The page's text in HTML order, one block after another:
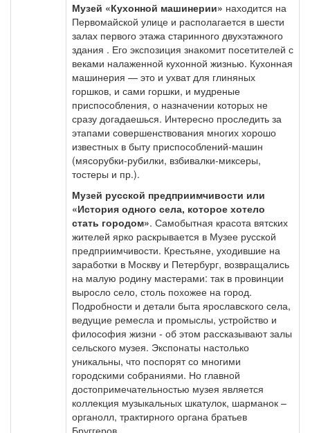
Музей «Кухонной машинерии» находится на
Первомайской улице и располагается в шести
залах первого этажа старинного двухэтажного
здания . Его экспозиция знакомит посетителей с
веками налаженной кухонной жизнью. Кухонная
машинерия — это и ухват для глиняных
горшков, и сами горшки, и мудреные
приспособления, о назначении которых не
сразу догадаешься. Интересно проследить за
этапами совершенствования многих хорошо
известных в быту приспособлений-машин
(мясорубки-рубилки, взбивалки-миксеры,
тостеры и пр.).
Музей русской предприимчивости или
«История одного села, которое хотело
стать городом». Самобытная красота вятских
жителей ярко раскрывается в Музее русской
предприимчивости. Крестьяне, уходившие на
заработки в Москву и Петербург, возвращались
на малую родину мастерами: так в провинции
выросло село, столь похожее на город.
Подробности и детали быта ярославского села,
ведущие ремесла и промыслы, устройство и
философия жизни - об этом рассказывают залы
сельского музея. Экспонаты настолько
уникальны, что поспорят со многими
городскими собраниями. Но главной
достопримечательностью музея является
коллекция музыкальных шкатулок, шарманок –
органолл, трактирного органа братьев
Бруггеров.